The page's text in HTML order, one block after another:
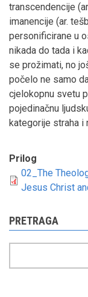
transcendencije
imanencije (ar.
personificirane u
nikada do tada i
se prožimati, no
počelo ne samo
cjelokopnu svetu
pojedinačnu
kategorije straha i
Prilog
02_The
Jesus Christ
PRETRAGA